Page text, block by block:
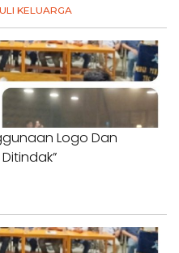
KELUARGA
Logo Dan